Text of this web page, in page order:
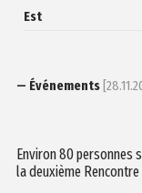
Est
— Événements
Environ 80 personnes
la deuxième